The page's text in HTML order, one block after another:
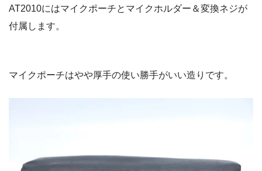
AT2010にはマイクポーチとマイクホルダー＆変換ネジが
付属します。
マイクポーチはやや厚手の使い勝手がいい造りです。